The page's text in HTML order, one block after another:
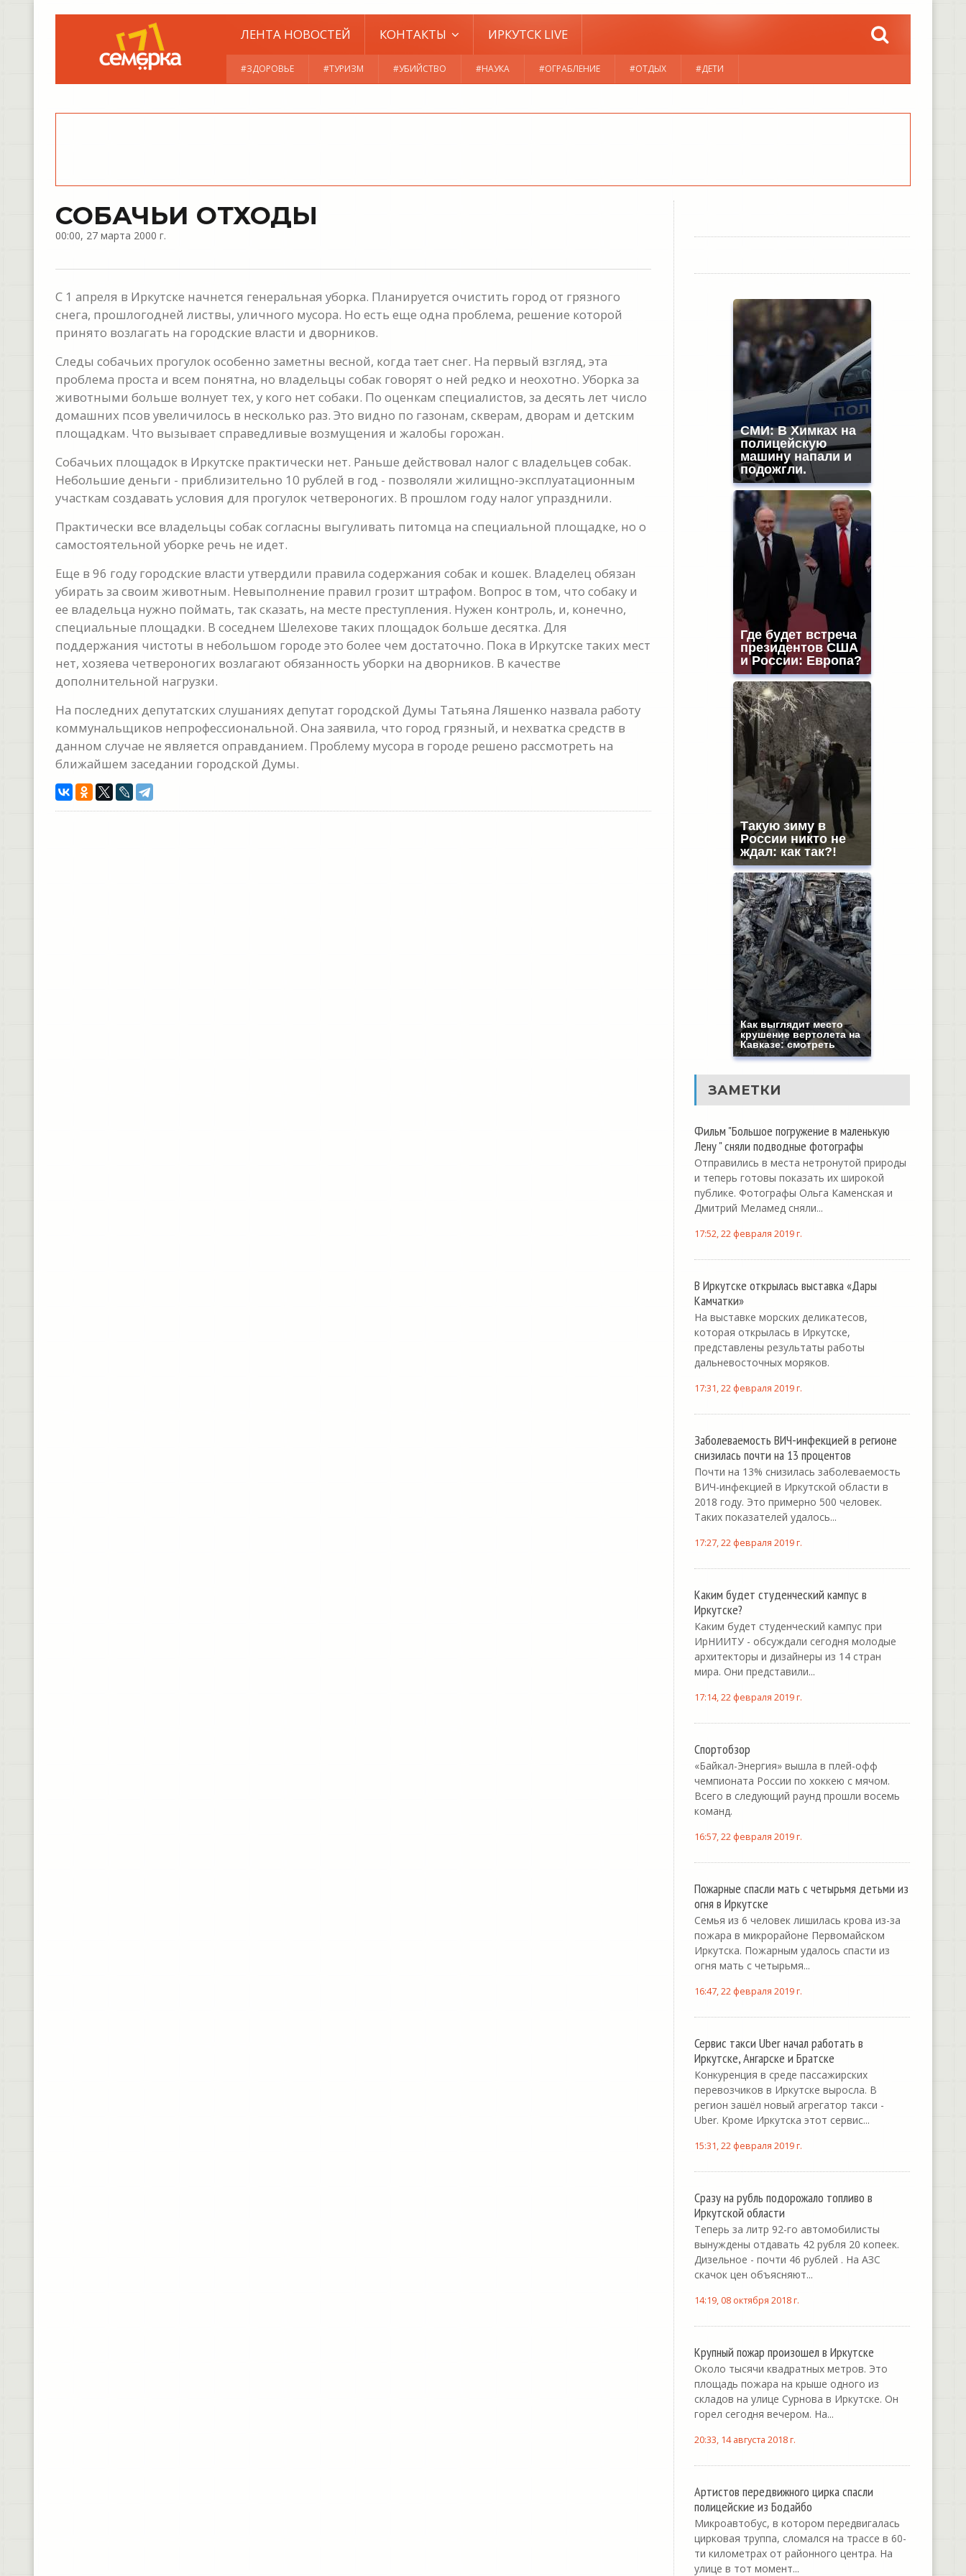
ЛЕНТА НОВОСТЕЙ КОНТАКТЫ ИРКУТСК LIVE
#ЗДОРОВЬЕ #ТУРИЗМ #УБИЙСТВО #НАУКА #ОГРАБЛЕНИЕ #ОТДЫХ #ДЕТИ
СОБАЧЬИ ОТХОДЫ
00:00, 27 марта 2000 г.
С 1 апреля в Иркутске начнется генеральная уборка. Планируется очистить город от грязного
снега, прошлогодней листвы, уличного мусора. Но есть еще одна проблема, решение которой
принято возлагать на городские власти и дворников.
Следы собачьих прогулок особенно заметны весной, когда тает снег. На первый взгляд, эта
проблема проста и всем понятна, но владельцы собак говорят о ней редко и неохотно. Уборка за
животными больше волнует тех, у кого нет собаки. По оценкам специалистов, за десять лет число
домашних псов увеличилось в несколько раз. Это видно по газонам, скверам, дворам и детским
площадкам. Что вызывает справедливые возмущения и жалобы горожан.
Собачьих площадок в Иркутске практически нет. Раньше действовал налог с владельцев собак.
Небольшие деньги - приблизительно 10 рублей в год - позволяли жилищно-эксплуатационным
участкам создавать условия для прогулок четвероногих. В прошлом году налог упразднили.
Практически все владельцы собак согласны выгуливать питомца на специальной площадке, но о
самостоятельной уборке речь не идет.
Еще в 96 году городские власти утвердили правила содержания собак и кошек. Владелец обязан
убирать за своим животным. Невыполнение правил грозит штрафом. Вопрос в том, что собаку и
ее владельца нужно поймать, так сказать, на месте преступления. Нужен контроль, и, конечно,
специальные площадки. В соседнем Шелехове таких площадок больше десятка. Для
поддержания чистоты в небольшом городе это более чем достаточно. Пока в Иркутске таких мест
нет, хозяева четвероногих возлагают обязанность уборки на дворников. В качестве
дополнительной нагрузки.
На последних депутатских слушаниях депутат городской Думы Татьяна Ляшенко назвала работу
коммунальщиков непрофессиональной. Она заявила, что город грязный, и нехватка средств в
данном случае не является оправданием. Проблему мусора в городе решено рассмотреть на
ближайшем заседании городской Думы.
СМИ: В Химках на
полицейскую
машину напали и
подожгли.
Где будет встреча
президентов США
и России: Европа?
Такую зиму в
России никто не
ждал: как так?!
Как выглядит место
крушение вертолета на
Кавказе: смотреть
ЗАМЕТКИ
Фильм "Большое погружение в маленькую
Лену " сняли подводные фотографы
Отправились в места нетронутой природы
и теперь готовы показать их широкой
публике. Фотографы Ольга Каменская и
Дмитрий Меламед сняли...
17:52, 22 февраля 2019 г.
В Иркутске открылась выставка «Дары
Камчатки»
На выставке морских деликатесов,
которая открылась в Иркутске,
представлены результаты работы
дальневосточных моряков.
17:31, 22 февраля 2019 г.
Заболеваемость ВИЧ-инфекцией в регионе
снизилась почти на 13 процентов
Почти на 13% снизилась заболеваемость
ВИЧ-инфекцией в Иркутской области в
2018 году. Это примерно 500 человек.
Таких показателей удалось...
17:27, 22 февраля 2019 г.
Каким будет студенческий кампус в
Иркутске?
Каким будет студенческий кампус при
ИрНИИТУ - обсуждали сегодня молодые
архитекторы и дизайнеры из 14 стран
мира. Они представили...
17:14, 22 февраля 2019 г.
Спортобзор
«Байкал-Энергия» вышла в плей-офф
чемпионата России по хоккею с мячом.
Всего в следующий раунд прошли восемь
команд.
16:57, 22 февраля 2019 г.
Пожарные спасли мать с четырьмя детьми из
огня в Иркутске
Семья из 6 человек лишилась крова из-за
пожара в микрорайоне Первомайском
Иркутска. Пожарным удалось спасти из
огня мать с четырьмя...
16:47, 22 февраля 2019 г.
Сервис такси Uber начал работать в
Иркутске, Ангарске и Братске
Конкуренция в среде пассажирских
перевозчиков в Иркутске выросла. В
регион зашёл новый агрегатор такси -
Uber. Кроме Иркутска этот сервис...
15:31, 22 февраля 2019 г.
Сразу на рубль подорожало топливо в
Иркутской области
Теперь за литр 92-го автомобилисты
вынуждены отдавать 42 рубля 20 копеек.
Дизельное - почти 46 рублей . На АЗС
скачок цен объясняют...
14:19, 08 октября 2018 г.
Крупный пожар произошел в Иркутске
Около тысячи квадратных метров. Это
площадь пожара на крыше одного из
складов на улице Сурнова в Иркутске. Он
горел сегодня вечером. На...
20:33, 14 августа 2018 г.
Артистов передвижного цирка спасли
полицейские из Бодайбо
Микроавтобус, в котором передвигалась
цирковая труппа, сломался на трассе в 60-
ти километрах от районного центра. На
улице в тот момент...